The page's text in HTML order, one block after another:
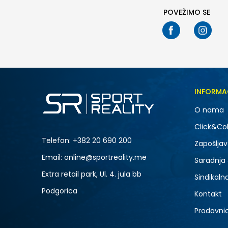
POVEŽIMO SE
Telefon: +382 20 690 200
Email: online@sportreality.me
Extra retail park, Ul. 4. jula bb
Podgorica
O nama
Kontakt